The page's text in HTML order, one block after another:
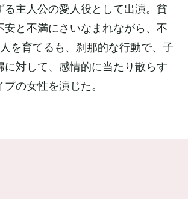
る主人公の愛人役として出演。貧
安と不満にさいなまれながら、不
を育てるも、刹那的な行動で、子
に対して、感情的に当たり散らす
の女性を演じた。